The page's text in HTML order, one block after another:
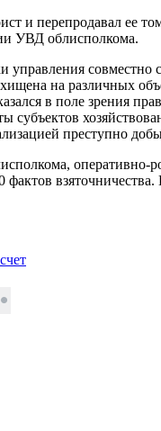
и перепродавал ее
УВД облисполкома.
управления
на различных
в поле зрения
преступно
оперативно-